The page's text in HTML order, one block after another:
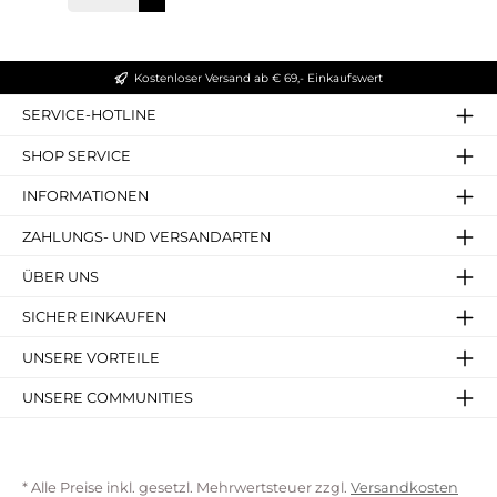
sie für die hohe Qualität und den Komfort, den
für Erwachsene erhältlich. Fügen Sie diese
vielseitige und komfortable Rieker Sandale Weite H
in Beige zu Ihrer Sammlung hinzu und genießen
Hersteller (EU-Produktsicherheitsverordnung,
TUTTLINGENDeutschlandservice@rieker.comhttps://r
Kostenloser Versand ab € 69,- Einkaufswert
SERVICE-HOTLINE
SHOP SERVICE
INFORMATIONEN
ZAHLUNGS- UND VERSANDARTEN
ÜBER UNS
SICHER EINKAUFEN
UNSERE VORTEILE
UNSERE COMMUNITIES
* Alle Preise inkl. gesetzl. Mehrwertsteuer zzgl. Versandkosten